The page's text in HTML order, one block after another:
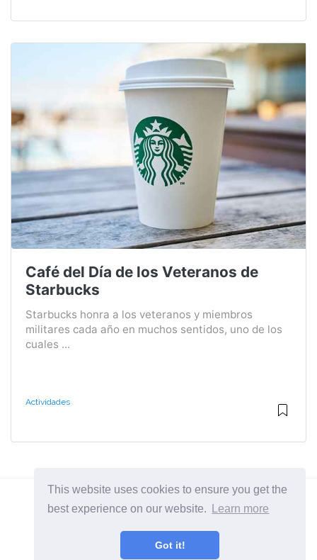
This website uses cookies to ensure you get the
best experience on our website.
Learn more
Got it!
Café del Día de los Veteranos de
Starbucks
Starbucks honra a los veteranos y miembros
militares cada año en muchos sentidos, uno de los
cuales ...
Actividades
2026 ©BuruNews
Todas las categorias